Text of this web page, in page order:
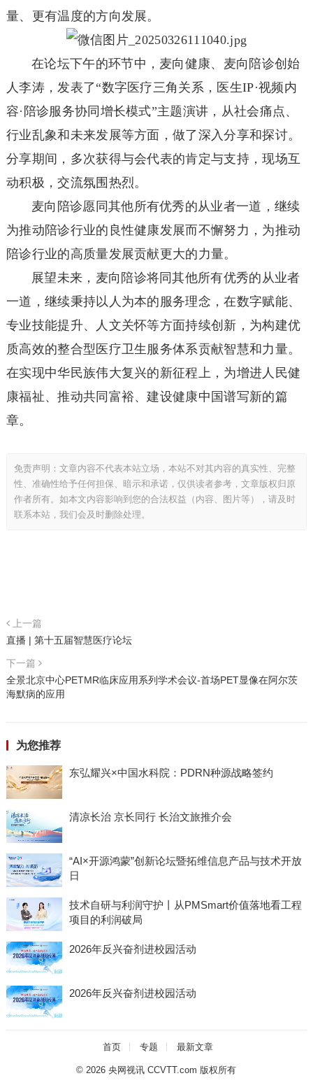
量、更有温度的方向发展。
在论坛下午的环节中，麦向健康、麦向陪诊创始
人李涛，发表了“数字医疗三角关系，医生IP·视频内
容·陪诊服务协同增长模式”主题演讲，从社会痛点、
行业乱象和未来发展等方面，做了深入分享和探讨。
分享期间，多次获得与会代表的肯定与支持，现场互
动积极，交流氛围热烈。
麦向陪诊愿同其他所有优秀的从业者一道，继续
为推动陪诊行业的良性健康发展而不懈努力，为推动
陪诊行业的高质量发展贡献更大的力量。
展望未来，麦向陪诊将同其他所有优秀的从业者
一道，继续秉持以人为本的服务理念，在数字赋能、
专业技能提升、人文关怀等方面持续创新，为构建优
质高效的整合型医疗卫生服务体系贡献智慧和力量。
在实现中华民族伟大复兴的新征程上，为增进人民健
康福祉、推动共同富裕、建设健康中国谱写新的篇
章。
免责声明：文章内容不代表本站立场，本站不对其内容的真实性、完整
性、准确性给予任何担保、暗示和承诺，仅供读者参考，文章版权归原
作者所有。如本文内容影响到您的合法权益（内容、图片等），请及时
联系本站，我们会及时删除处理。
上一篇
直播 | 第十五届智慧医疗论坛
下一篇
全景北京中心PETMR临床应用系列学术会议-首场PET显像在阿尔茨
海默病的应用
为您推荐
东弘耀兴×中国水科院：PDRN种源战略签约
清凉长治 京长同行 长治文旅推介会
“AI×开源鸿蒙”创新论坛暨拓维信息产品与技术开放
日
技术自研与利润守护丨从PMSmart价值落地看工程
项目的利润破局
2026年反兴奋剂进校园活动
2026年反兴奋剂进校园活动
首页 专题 最新文章
© 2026央网视讯 CCVTT.com 版权所有